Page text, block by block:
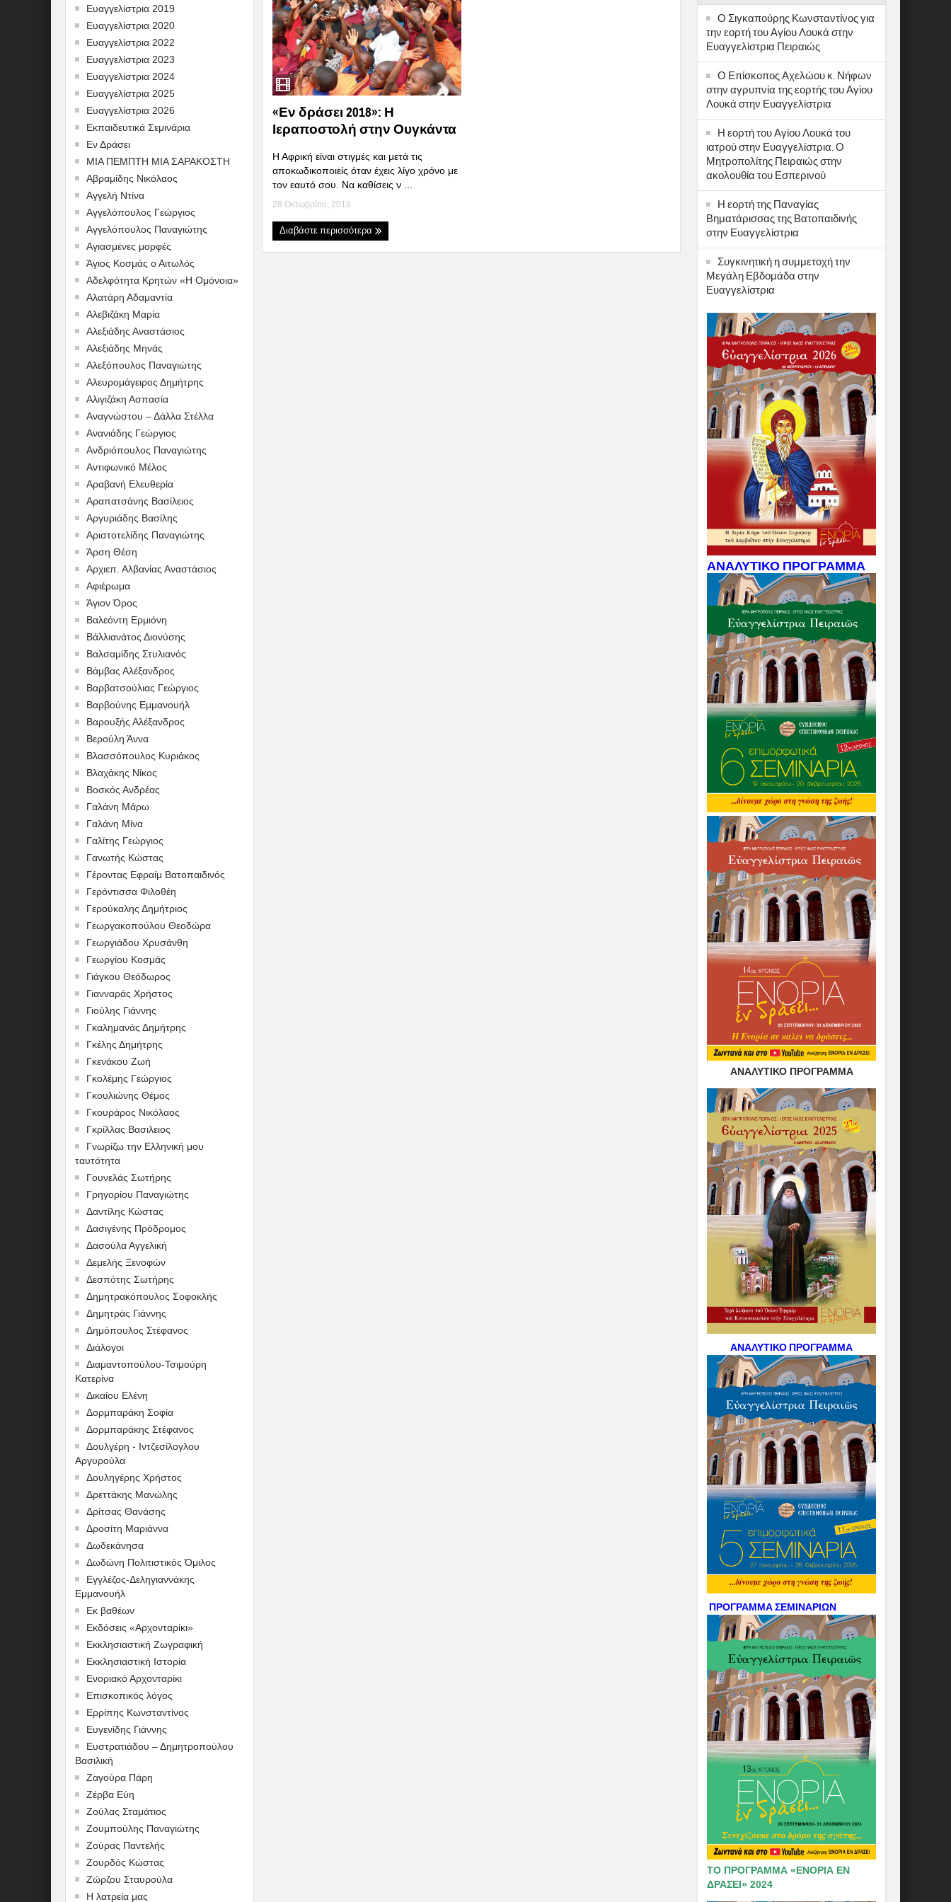
Ευαγγελίστρια 2019
Ευαγγελίστρια 2020
Ευαγγελίστρια 2022
Ευαγγελίστρια 2023
Ευαγγελίστρια 2024
Ευαγγελίστρια 2025
Ευαγγελίστρια 2026
Εκπαιδευτικά Σεμινάρια
Εν Δράσει
ΜΙΑ ΠΕΜΠΤΗ ΜΙΑ ΣΑΡΑΚΟΣΤΗ
Αβραμίδης Νικόλαος
Αγγελή Ντίνα
Αγγελόπουλος Γεώργιος
Αγγελόπουλος Παναγιώτης
Αγιασμένες μορφές
Άγιος Κοσμάς ο Αιτωλός
Αδελφότητα Κρητών «Η Ομόνοια»
Αλατάρη Αδαμαντία
Αλεβιζάκη Μαρία
Αλεξιάδης Αναστάσιος
Αλεξιάδης Μηνάς
Αλεξόπουλος Παναγιώτης
Αλευρομάγειρος Δημήτρης
Αλιγιζάκη Ασπασία
Αναγνώστου – Δάλλα Στέλλα
Ανανιάδης Γεώργιος
Ανδριόπουλος Παναγιώτης
Αντιφωνικό Μέλος
Αραβανή Ελευθερία
Αραπατσάνης Βασίλειος
Αργυριάδης Βασίλης
Αριστοτελίδης Παναγιώτης
Άρση Θέση
Αρχιεπ. Αλβανίας Αναστάσιος
Αφιέρωμα
Άγιον Όρος
Βαλεόντη Ερμιόνη
Βάλλιανάτος Διονύσης
Βαλσαμίδης Στυλιανός
Βάμβας Αλέξανδρος
Βαρβατσούλιας Γεώργιος
Βαρβούνης Εμμανουήλ
Βαρουξής Αλέξανδρος
Βερούλη Άννα
Βλασσόπουλος Κυριάκος
Βλαχάκης Νίκος
Βοσκός Ανδρέας
Γαλάνη Μάρω
Γαλάνη Μίνα
Γαλίτης Γεώργιος
Γανωτής Κώστας
Γέροντας Εφραίμ Βατοπαιδινός
Γερόντισσα Φιλοθέη
Γερούκαλης Δημήτριος
Γεωργακοπούλου Θεοδώρα
Γεωργιάδου Χρυσάνθη
Γεωργίου Κοσμάς
Γιάγκου Θεόδωρος
Γιανναράς Χρήστος
Γιούλης Γιάννης
Γκαλημανάς Δημήτρης
Γκέλης Δημήτρης
Γκενάκου Ζωή
Γκολέμης Γεώργιος
Γκουλιώνης Θέμος
Γκουράρος Νικόλαος
Γκρίλλας Βασιλειος
Γνωρίζω την Ελληνική μου
ταυτότητα
Γουνελάς Σωτήρης
Γρηγορίου Παναγιώτης
Δαντίλης Κώστας
Δασιγένης Πρόδρομος
Δασούλα Αγγελική
Δεμελής Ξενοφών
Δεσπότης Σωτήρης
Δημητρακόπουλος Σοφοκλής
Δημητράς Γιάννης
Δημόπουλος Στέφανος
Διάλογοι
Διαμαντοπούλου-Τσιμούρη
Κατερίνα
Δικαίου Ελένη
Δορμπαράκη Σοφία
Δορμπαράκης Στέφανος
Δουλγέρη - Ιντζεσίλογλου
Αργυρούλα
Δουληγέρης Χρήστος
Δρεττάκης Μανώλης
Δρίτσας Θανάσης
Δροσίτη Μαριάννα
Δωδεκάνησα
Δωδώνη Πολιτιστικός Όμιλος
Εγγλέζος-Δεληγιαννάκης
Εμμανουήλ
Εκ βαθέων
Εκδόσεις «Αρχονταρίκι»
Εκκλησιαστική Ζωγραφική
Εκκλησιαστική Ιστορία
Ενοριακό Αρχονταρίκι
Επισκοπικός λόγος
Ερρίπης Κωνσταντίνος
Ευγενίδης Γιάννης
Ευστρατιάδου – Δημητροπούλου
Βασιλική
Ζαγούρα Πάρη
Ζέρβα Εύη
Ζούλας Σταμάτιος
Ζουμπούλης Παναγιώτης
Ζούρας Παντελής
Ζουρδός Κώστας
Ζώρζου Σταυρούλα
Η λατρεία μας
«Εν δράσει 2018»: Η
Ιεραποστολή στην Ουγκάντα
Η Αφρική είναι στιγμές και μετά τις
αποκωδικοποιείς όταν έχεις λίγο χρόνο με
τον εαυτό σου. Να καθίσεις ν ...
28 Οκτωβρίου, 2018
Διαβάστε περισσότερα
Ο Σιγκαπούρης Κωνσταντίνος για
την εορτή του Αγίου Λουκά στην
Ευαγγελίστρια Πειραιώς
Ο Επίσκοπος Αχελώου κ. Νήφων
στην αγρυπνία της εορτής του Αγίου
Λουκά στην Ευαγγελίστρια
Η εορτή του Αγίου Λουκά του
ιατρού στην Ευαγγελίστρια. Ο
Μητροπολίτης Πειραιώς στην
ακολουθία του Εσπερινού
Η εορτή της Παναγίας
Βηματάρισσας της Βατοπαιδινής
στην Ευαγγελίστρια
Συγκινητική η συμμετοχή την
Μεγάλη Εβδομάδα στην
Ευαγγελίστρια
ΑΝΑΛΥΤΙΚΟ ΠΡΟΓΡΑΜΜΑ
ΑΝΑΛΥΤΙΚΟ ΠΡΟΓΡΑΜΜΑ
ΑΝΑΛΥΤΙΚΟ ΠΡΟΓΡΑΜΜΑ
ΠΡΟΓΡΑΜΜΑ ΣΕΜΙΝΑΡΙΩΝ
ΤΟ ΠΡΟΓΡΑΜΜΑ «ΕΝΟΡΙΑ ΕΝ
ΔΡΑΣΕΙ» 2024